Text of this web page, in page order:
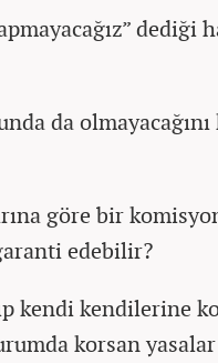
dediği
da
göre bir
edebilir?
kendi kendilerine
korsan yasalar